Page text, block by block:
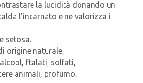
la lucidità donando un
l’incarnato e ne valorizza i
setosa.
origine naturale.
alcool, ftalati, solfati,
animali, profumo.